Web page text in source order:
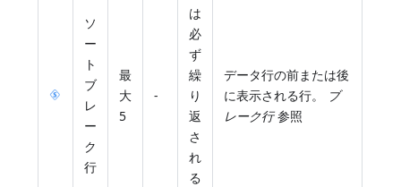
ソ
ー
ト
ブ
レ
ー
ク
行
最
大
5
-
は
必
ず
繰
り
返
さ
れ
る
データ行の前または後
に表示される行。
ブ
レーク行参照